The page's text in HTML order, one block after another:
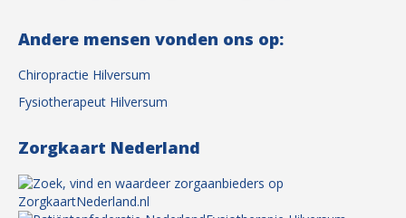
Andere mensen vonden ons op:
Chiropractie Hilversum
Fysiotherapeut Hilversum
Zorgkaart Nederland